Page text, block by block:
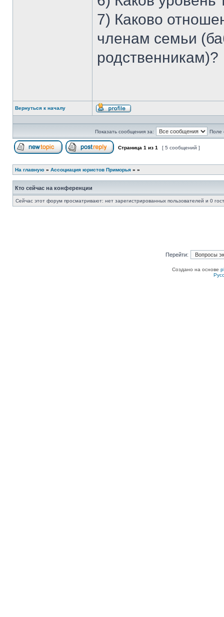
7) Каково
членам семьи
родственникам)?
Вернуться к началу
Профиль
Показать сообщения за: Поле
Страница 1 из 1 [ 5 сообщений ]
На главную » Ассоциация юристов Приморья » »
Кто сейчас на конференции
Сейчас этот форум просматривают: нет зарегистрированных пользователей и 0
Перейти:
Создано на основе